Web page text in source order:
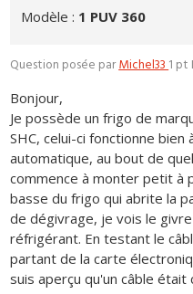
Modèle : 1 PUV 360
Question posée parMichel331 pt
Bonjour,
Je possède un frigo de
SHC, celui-ci fonctionne
automatique, au bout de
commence à monter petit à
basse du frigo qui abrite la
de dégivrage, je vois le
réfrigérant. En testant le
partant de la carte
suis aperçu qu'un câble